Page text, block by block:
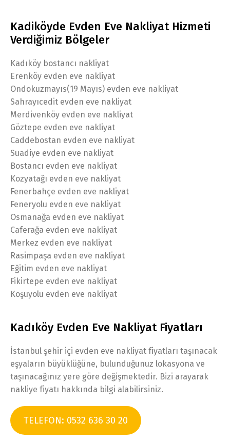
Kadiköyde Evden Eve Nakliyat Hizmeti
Verdiğimiz Bölgeler
Kadıköy bostancı nakliyat
Erenköy evden eve nakliyat
Ondokuzmayıs(19 Mayıs) evden eve nakliyat
Sahrayıcedit evden eve nakliyat
Merdivenköy evden eve nakliyat
Göztepe evden eve nakliyat
Caddebostan evden eve nakliyat
Suadiye evden eve nakliyat
Bostancı evden eve nakliyat
Kozyatağı evden eve nakliyat
Fenerbahçe evden eve nakliyat
Feneryolu evden eve nakliyat
Osmanağa evden eve nakliyat
Caferağa evden eve nakliyat
Merkez evden eve nakliyat
Rasimpaşa evden eve nakliyat
Eğitim evden eve nakliyat
Fikirtepe evden eve nakliyat
Koşuyolu evden eve nakliyat
Kadıköy Evden Eve Nakliyat Fiyatları
İstanbul şehir içi evden eve nakliyat fiyatları taşınacak
eşyaların büyüklüğüne, bulunduğunuz lokasyona ve
taşınacağınız yere göre değişmektedir. Bizi arayarak
nakliye fiyatı hakkında bilgi alabilirsiniz.
TELEFON: 0532 636 30 20